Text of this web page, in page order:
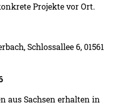
Projekte vor Ort.
Schlossallee 6, 01561
aus Sachsen erhalten in